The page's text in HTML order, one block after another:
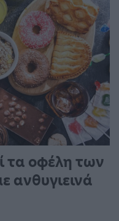
τα οφέλη των
ανθυγιεινά